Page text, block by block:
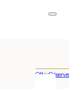
Offrir